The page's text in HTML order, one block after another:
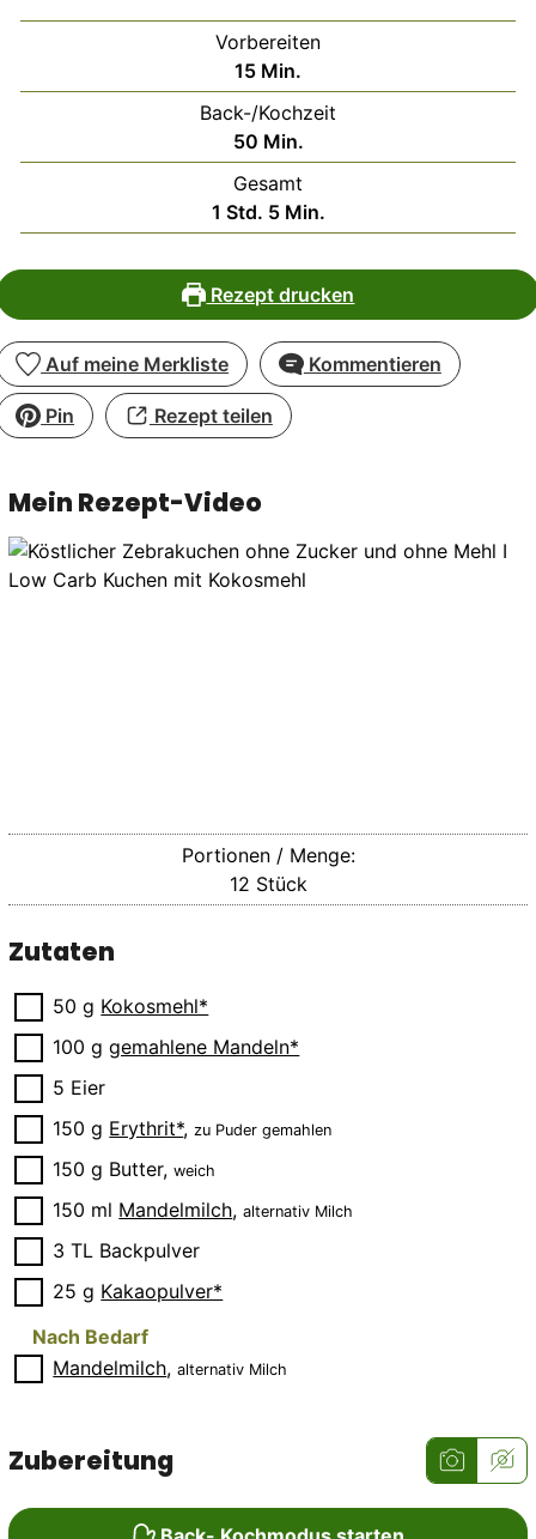
Vorbereiten
15Minuten
Min.
Back-/Kochzeit
50Minuten
Min.
Gesamt
1 Stunde
Std. 5Minuten
Min.
Rezept drucken
Auf meine Merkliste Kommentieren
Pin Rezept teilen
Mein Rezept-Video
Portionen / Menge:
12 Stück
Zutaten
▢
50 g Kokosmehl*
▢
100 g gemahlene Mandeln*
▢
5 Eier
▢
150 g Erythrit*,zu Puder gemahlen
▢
150 g Butter,weich
▢
150 ml Mandelmilch,alternativ Milch
▢
3 TL Backpulver
▢
25 g Kakaopulver*
Nach Bedarf
▢
Mandelmilch,alternativ Milch
Zubereitung